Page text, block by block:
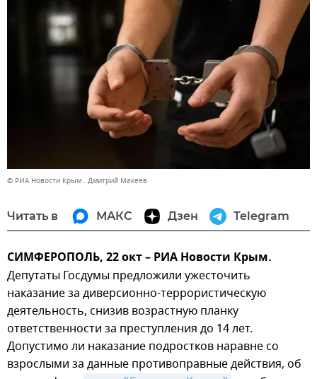
© РИА Новости Крым . Дмитрий Макеев
Читать в МАКС Дзен Telegram
СИМФЕРОПОЛЬ, 22 окт – РИА Новости Крым.
Депутаты Госдумы предложили ужесточить
наказание за диверсионно-террористическую
деятельность, снизив возрастную планку
ответственности за преступления до 14 лет.
Допустимо ли наказание подростков наравне со
взрослыми за данные противоправные действия, об